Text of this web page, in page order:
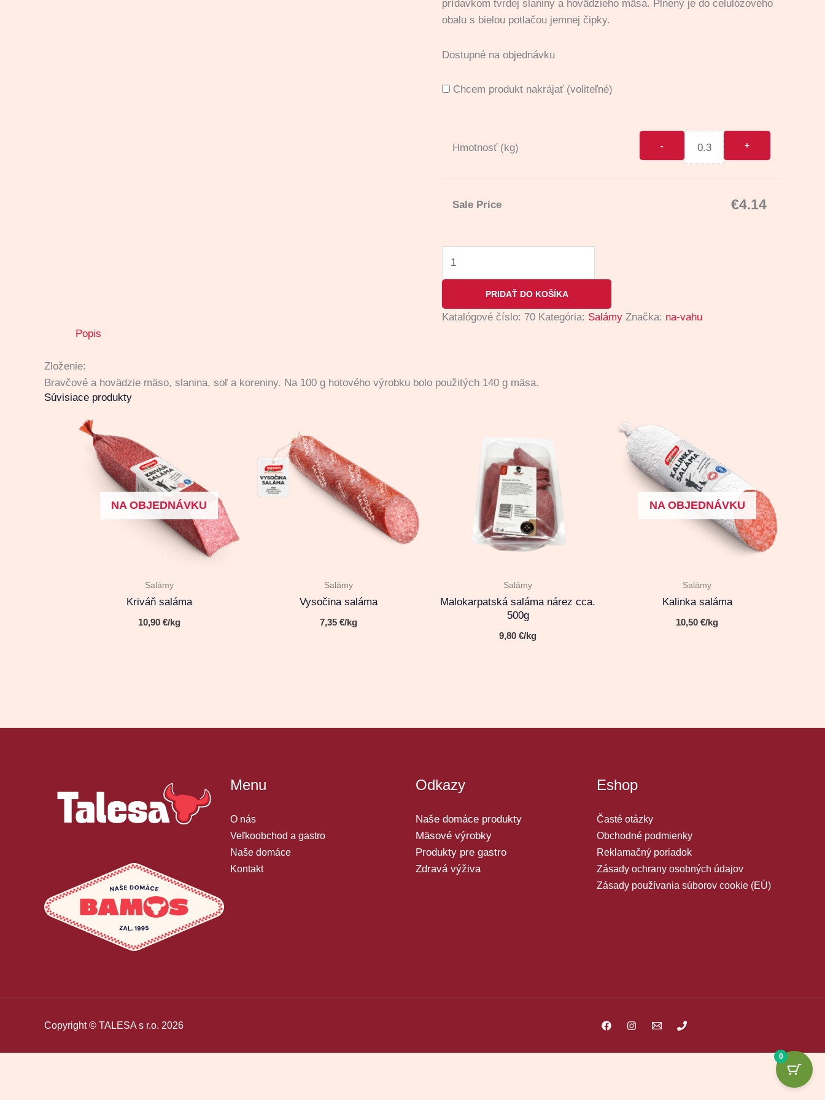
prídavkom tvrdej slaniny a hovädzieho mäsa. Plnený je do celulózového
obalu s bielou potlačou jemnej čipky.
Dostupné na objednávku
Chcem produkt nakrájať (voliteľné)
Hmotnosť (kg)
Sale Price €4.14
PRIDAŤ DO KOŠÍKA
Katalógové číslo: 70 Kategória: Salámy Značka: na-vahu
Popis
Zloženie:
Bravčové a hovädzie mäso, slanina, soľ a koreniny. Na 100 g hotového výrobku bolo použitých 140 g mäsa.
Súvisiace produkty
NA OBJEDNÁVKU
Salámy
Kriváň saláma
10,90 €/kg
Salámy
Vysočina saláma
7,35 €/kg
Salámy
Malokarpatská saláma nárez cca.
500g
9,80€/kg
NA OBJEDNÁVKU
Salámy
Kalinka saláma
10,50€/kg
Menu
O nás
Veľkoobchod a gastro
Naše domáce
Kontakt
Odkazy
Naše domáce produkty
Mäsové výrobky
Produkty pre gastro
Zdravá výživa
Eshop
Časté otázky
Obchodné podmienky
Reklamačný poriadok
Zásady ochrany osobných údajov
Zásady používania súborov cookie (EÚ)
Copyright © TALESA s r.o. 2026
0